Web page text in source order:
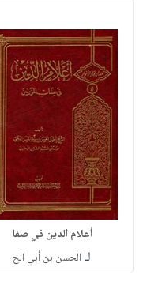
أعلام الدين في صفا
لـ الحسن بن أبي الح